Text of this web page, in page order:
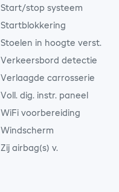
Start/stop systeem
Startblokkering
Stoelen in hoogte verst.
Verkeersbord detectie
Verlaagde carrosserie
Voll. dig. instr. paneel
WiFi voorbereiding
Windscherm
Zij airbag(s) v.